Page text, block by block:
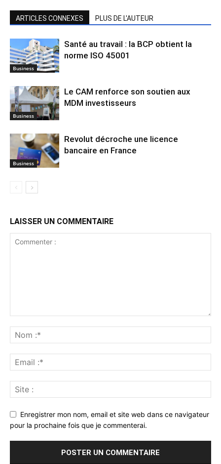
ARTICLES CONNEXES PLUS DE L'AUTEUR
Business
Santé au travail : la BCP obtient la
norme ISO 45001
Business
Le CAM renforce son soutien aux
MDM investisseurs
Business
Revolut décroche une licence
bancaire en France
LAISSER UN COMMENTAIRE
Enregistrer mon nom, email et site web dans ce navigateur
pour la prochaine fois que je commenterai.